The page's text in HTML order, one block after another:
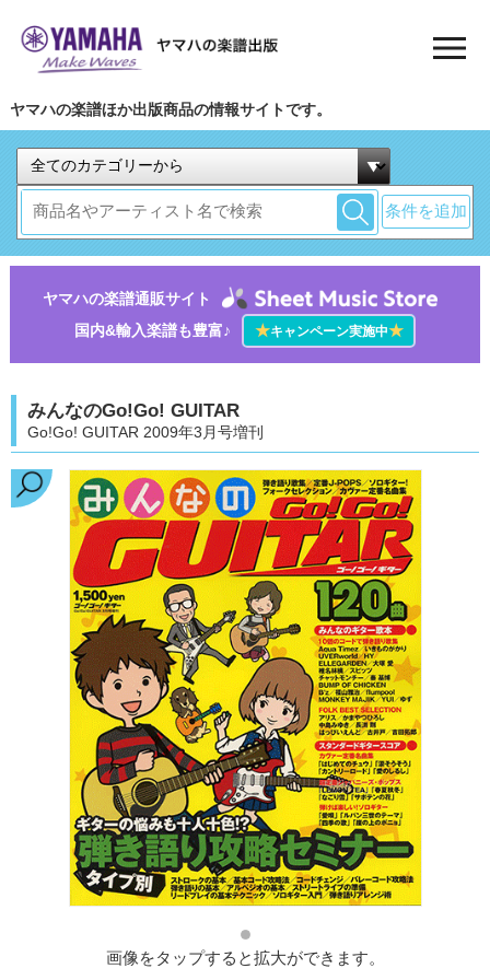
ヤマハの楽譜ほか出版商品の情報サイトです。
条件を追加
ヤマハの楽譜通販サイト
国内&輸入楽譜も豊富♪
★キャンペーン実施中★
みんなのGo!Go! GUITAR
Go!Go! GUITAR 2009年3月号増刊
画像をタップすると拡大ができます。